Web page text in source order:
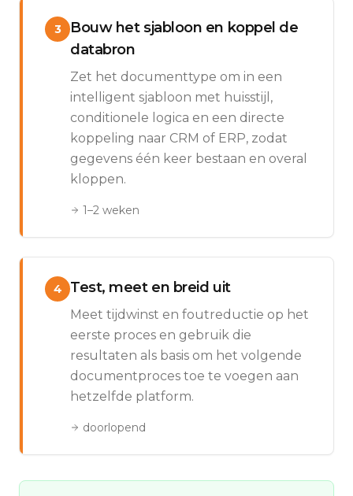
3
Bouw het sjabloon en koppel de
databron
Zet het documenttype om in een
intelligent sjabloon met huisstijl,
conditionele logica en een directe
koppeling naar CRM of ERP, zodat
gegevens één keer bestaan en overal
kloppen.
1–2 weken
4 Test, meet en breid uit
Meet tijdwinst en foutreductie op het
eerste proces en gebruik die
resultaten als basis om het volgende
documentproces toe te voegen aan
hetzelfde platform.
doorlopend